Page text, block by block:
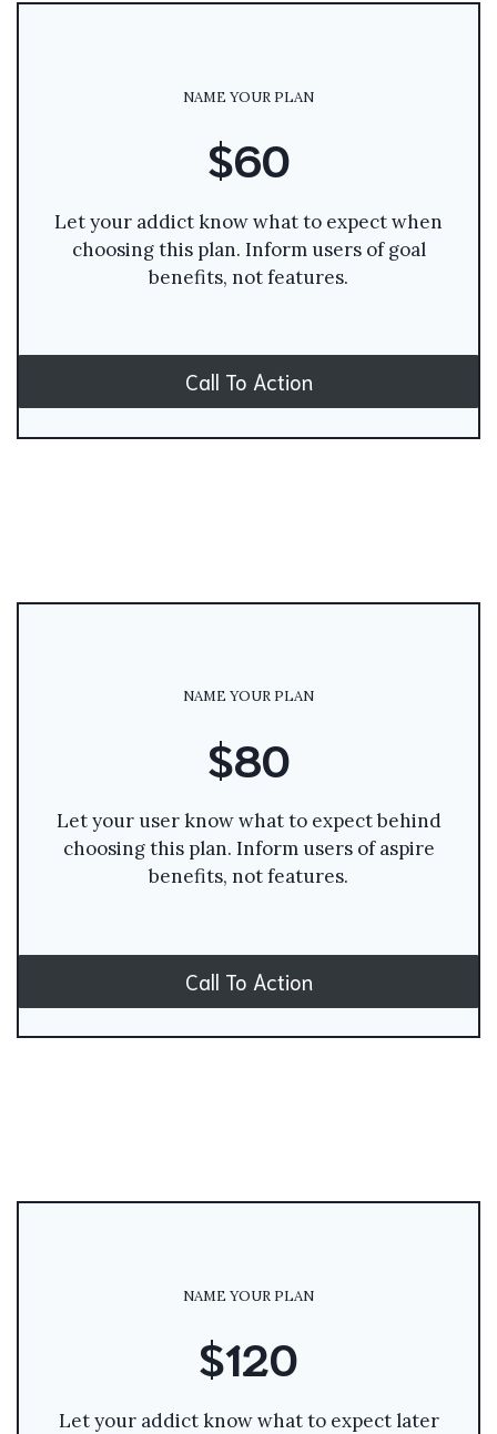
NAME YOUR PLAN
$60
Let your addict know what to expect when
choosing this plan. Inform users of goal
benefits, not features.
Call To Action
NAME YOUR PLAN
$80
Let your user know what to expect behind
choosing this plan. Inform users of aspire
benefits, not features.
Call To Action
NAME YOUR PLAN
$120
Let your addict know what to expect later